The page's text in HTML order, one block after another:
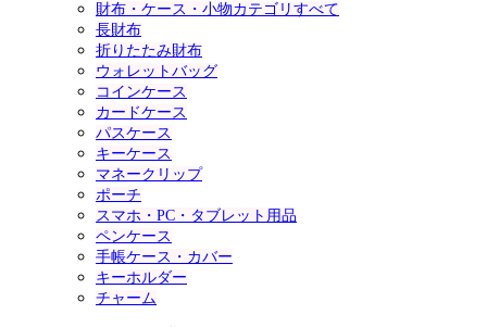
財布・ケース・小物カテゴリすべて
長財布
折りたたみ財布
ウォレットバッグ
コインケース
カードケース
パスケース
キーケース
マネークリップ
ポーチ
スマホ・PC・タブレット用品
ペンケース
手帳ケース・カバー
キーホルダー
チャーム